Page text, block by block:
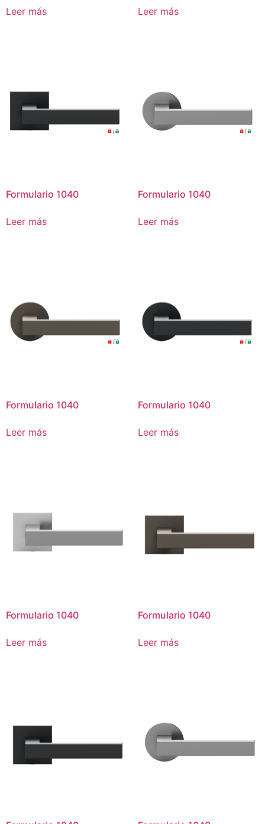
Leer más Leer más
Formulario 1040
Leer más
Formulario 1040
Leer más
Formulario 1040
Leer más
Formulario 1040
Leer más
Formulario 1040
Leer más
Formulario 1040
Leer más